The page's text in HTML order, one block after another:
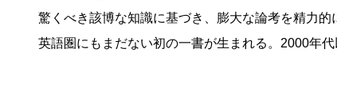
驚くべき該博な知識に基づき、膨大な論考を精力
英語圏にもまだない初の一書が生まれる。2000年